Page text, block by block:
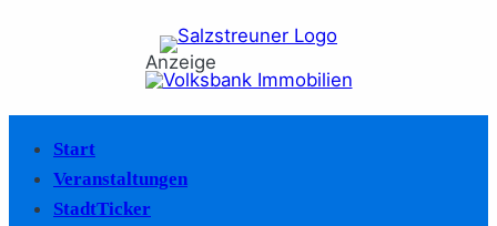
Anzeige
Start
Veranstaltungen
StadtTicker